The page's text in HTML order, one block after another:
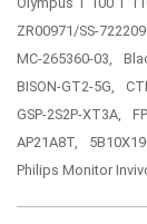
ZR00971/SS-
MC-265360-03,
BISON-GT2-5G,
GSP-2S2P-XT3A,
AP21A8T,
Philips Monitor